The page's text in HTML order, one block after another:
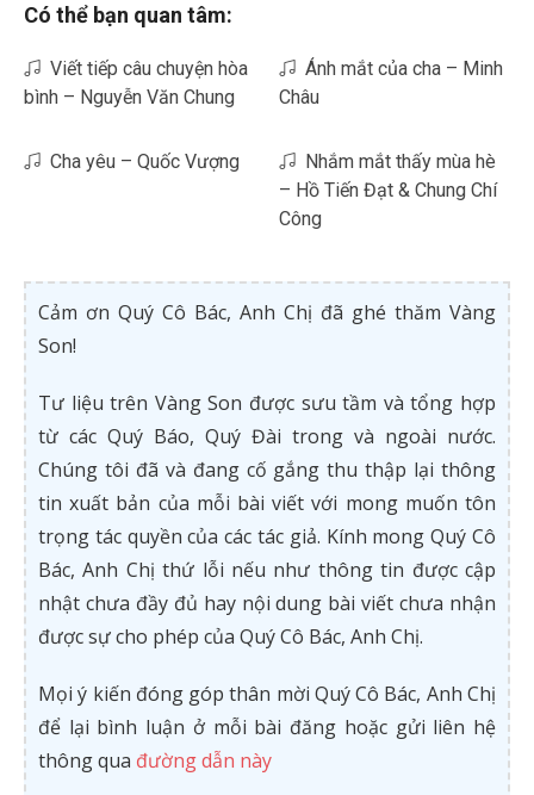
Có thể bạn quan tâm:
Viết tiếp câu chuyện hòa
bình – Nguyễn Văn Chung
Ánh mắt của cha – Minh
Châu
Cha yêu – Quốc Vượng
Nhắm mắt thấy mùa hè
– Hồ Tiến Đạt & Chung Chí
Công
Cảm ơn Quý Cô Bác, Anh Chị đã ghé thăm Vàng
Son!
Tư liệu trên Vàng Son được sưu tầm và tổng hợp
từ các Quý Báo, Quý Đài trong và ngoài nước.
Chúng tôi đã và đang cố gắng thu thập lại thông
tin xuất bản của mỗi bài viết với mong muốn tôn
trọng tác quyền của các tác giả. Kính mong Quý Cô
Bác, Anh Chị thứ lỗi nếu như thông tin được cập
nhật chưa đầy đủ hay nội dung bài viết chưa nhận
được sự cho phép của Quý Cô Bác, Anh Chị.
Mọi ý kiến đóng góp thân mời Quý Cô Bác, Anh Chị
để lại bình luận ở mỗi bài đăng hoặc gửi liên hệ
thông qua đường dẫn này